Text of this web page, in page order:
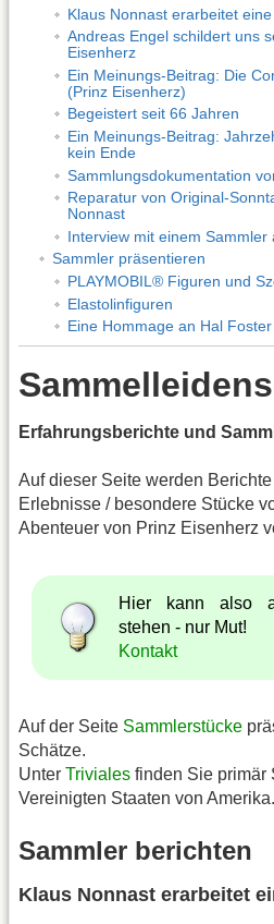
Klaus Nonnast erarbeitet
Andreas Engel schildert uns
Eisenherz
Ein Meinungs-Beitrag: Die
(Prinz Eisenherz)
Begeistert seit 66 Jahren
Ein Meinungs-Beitrag:
kein Ende
Sammlungsdokumentation
Reparatur von Original-
Nonnast
Interview mit einem Sammler
Sammler präsentieren
PLAYMOBIL® Figuren und
Elastolinfiguren
Eine Hommage an Hal Foster
Erfahrungsberichte und
Auf dieser Seite werden
Erlebnisse / besondere Stücke
Abenteuer von Prinz Eisenherz
Hier kann also
stehen - nur Mut!
Kontakt
Auf der Seite Sammlerstücke
Schätze.
Unter Triviales finden Sie primär
Vereinigten Staaten von Amerika.
Sammler berichten
Klaus Nonnast erarbeitet